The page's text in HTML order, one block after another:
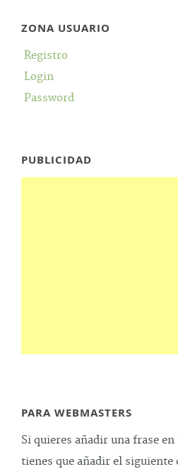
ZONA USUARIO
Registro
Login
Password
PUBLICIDAD
PARA WEBMASTERS
Si quieres añadir una frase
tienes que añadir el siguiente